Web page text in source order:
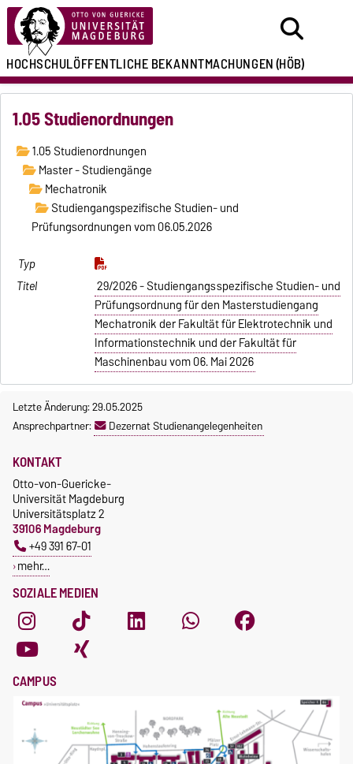
HOCHSCHULÖFFENTLICHEBEKANNTMACHUNGEN(HÖB)
1.05 Studienordnungen
1.05 Studienordnungen
Master - Studiengänge
Mechatronik
Studiengangspezifische Studien- und
Prüfungsordnungen vom 06.05.2026
29/2026 - Studiengangsspezifische Studien- und
Prüfungsordnung für den Masterstudiengang
Mechatronik der Fakultät für Elektrotechnik und
Informationstechnik und der Fakultät für
Maschinenbau vom 06. Mai 2026
Letzte Änderung: 29.05.2025
Ansprechpartner:
Dezernat Studienangelegenheiten
SOZIALE MEDIEN
KONTAKT
Otto-von-Guericke-
Universität Magdeburg
Universitätsplatz 2
39106 Magdeburg
+49 391 67-01
mehr…
CAMPUS